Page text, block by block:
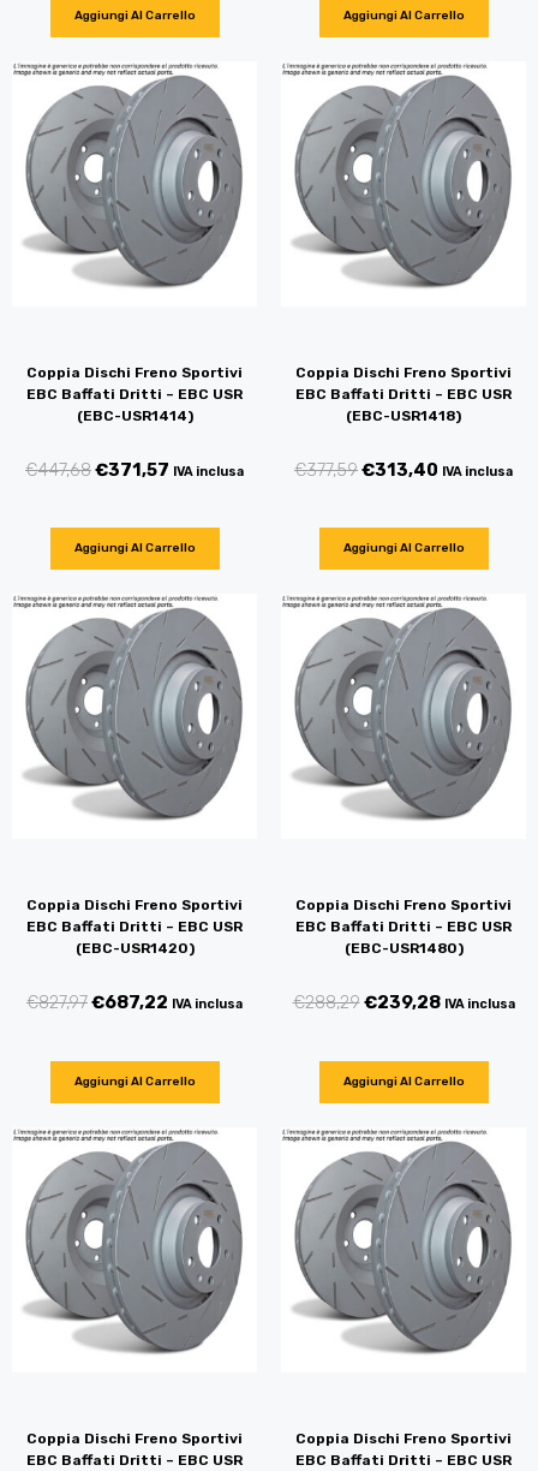
Aggiungi Al Carrello Aggiungi Al Carrello
Coppia Dischi Freno Sportivi
EBC Baffati Dritti – EBC USR
(EBC-USR1414)
€447,68€371,57 IVA inclusa
Aggiungi Al Carrello
Coppia Dischi Freno Sportivi
EBC Baffati Dritti – EBC USR
(EBC-USR1418)
€377,59€313,40 IVA inclusa
Aggiungi Al Carrello
Coppia Dischi Freno Sportivi
EBC Baffati Dritti – EBC USR
(EBC-USR1420)
€827,97€687,22 IVA inclusa
Aggiungi Al Carrello
Coppia Dischi Freno Sportivi
EBC Baffati Dritti – EBC USR
(EBC-USR1480)
€288,29€239,28 IVA inclusa
Aggiungi Al Carrello
Coppia Dischi Freno Sportivi
EBC Baffati Dritti – EBC USR
Coppia Dischi Freno Sportivi
EBC Baffati Dritti – EBC USR